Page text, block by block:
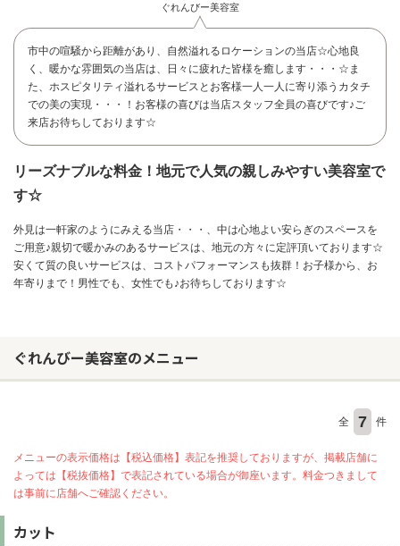
ぐれんびー美容室
市中の喧騒から距離があり、自然溢れるロケーションの当店☆心地良
く、暖かな雰囲気の当店は、日々に疲れた皆様を癒します・・・☆ま
た、ホスピタリティ溢れるサービスとお客様一人一人に寄り添うカタチ
での美の実現・・・！お客様の喜びは当店スタッフ全員の喜びです♪ご
来店お待ちしております☆
リーズナブルな料金！地元で人気の親しみやすい美容室で
す☆
外見は一軒家のようにみえる当店・・・、中は心地よい安らぎのスペースを
ご用意♪親切で暖かみのあるサービスは、地元の方々に定評頂いております☆
安くて質の良いサービスは、コストパフォーマンスも抜群！お子様から、お
年寄りまで！男性でも、女性でも♪お待ちしております☆
ぐれんびー美容室のメニュー
全 7 件
メニューの表示価格は【税込価格】表記を推奨しておりますが、掲載店舗に
よっては【税抜価格】で表記されている場合が御座います。料金つきまして
は事前に店舗へご確認ください。
カット